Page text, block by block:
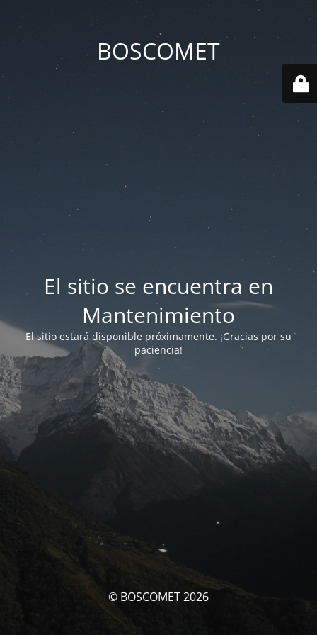
BOSCOMET
El sitio se encuentra en
Mantenimiento
El sitio estará disponible próximamente. ¡Gracias por su
paciencia!
© BOSCOMET 2026